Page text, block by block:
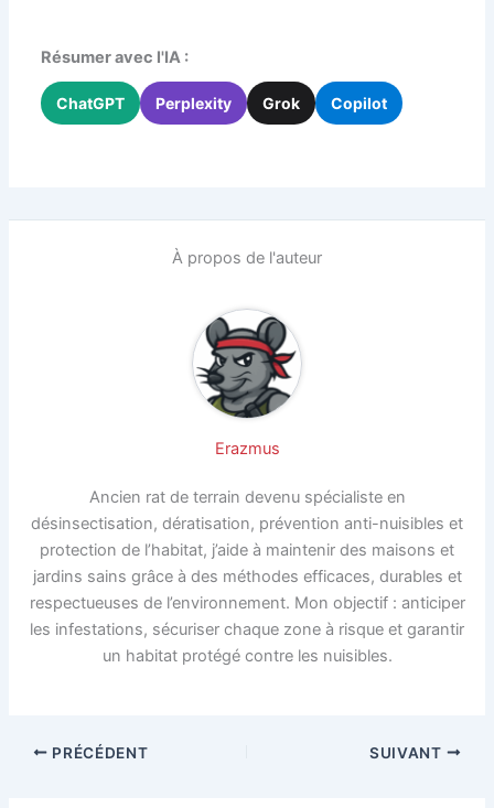
Résumer avec l'IA :
ChatGPT Perplexity Grok Copilot
À propos de l'auteur
Erazmus
Ancien rat de terrain devenu spécialiste en
désinsectisation, dératisation, prévention anti-nuisibles et
protection de l’habitat, j’aide à maintenir des maisons et
jardins sains grâce à des méthodes efficaces, durables et
respectueuses de l’environnement. Mon objectif : anticiper
les infestations, sécuriser chaque zone à risque et garantir
un habitat protégé contre les nuisibles.
PRÉCÉDENT SUIVANT